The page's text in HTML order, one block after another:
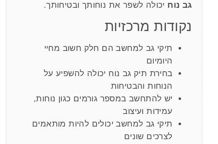
גב נוח יכולה לשפר את נוחותך ובטיחותך.
נקודות מרכזיות
תיקי גב למחשב הם חלק חשוב מחיי
היומיום
בחירת תיק גב נוח יכולה להשפיע על
הנוחות והבטיחות
יש להתחשב במספר גורמים כגון נוחות,
עמידות ועיצוב
תיקי גב למחשב יכולים להיות מותאמים
לצרכים שונים